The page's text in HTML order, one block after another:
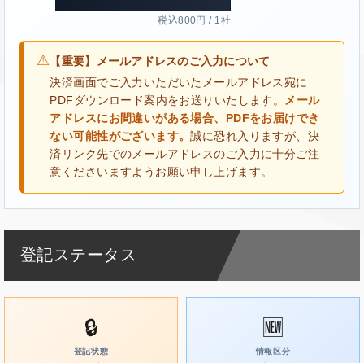
税込800円 / 1社
⚠ 【重要】メールアドレスのご入力について
決済画面でご入力いただいたメールアドレス宛に
PDFダウンロード案内をお送りいたします。
メール
アドレスにお間違いがある場合、PDFをお届けでき
ない可能性がございます。誠に恐れ入りますが、決
済リンク先でのメールアドレスのご入力に十分ご注
意くださいますようお願い申し上げます。
登記ステータス
🔒
登記状態
🆕
情報区分